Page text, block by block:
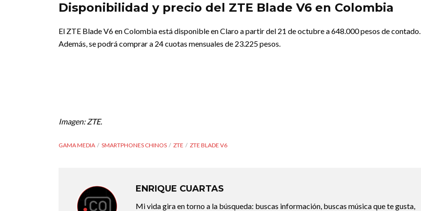
Disponibilidad y precio del ZTE Blade V6 en Colombia
El ZTE Blade V6 en Colombia está disponible en Claro a partir del 21 de octubre a 648.000 pesos de contado.
Además, se podrá comprar a 24 cuotas mensuales de 23.225 pesos.
Imagen: ZTE.
GAMA MEDIA SMARTPHONES CHINOS ZTE ZTE BLADE V6
ENRIQUE CUARTAS
Mi vida gira en torno a la búsqueda: buscas información, buscas música que te gusta,